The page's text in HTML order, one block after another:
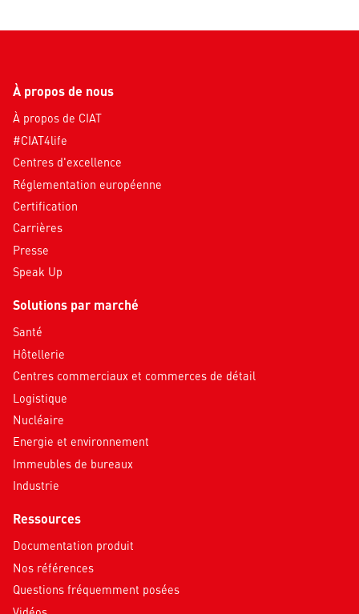
À propos de nous
À propos de CIAT
#CIAT4life
Centres d'excellence
Réglementation européenne
Certification
Carrières
Presse
Speak Up
Solutions par marché
Santé
Hôtellerie
Centres commerciaux et commerces de détail
Logistique
Nucléaire
Energie et environnement
Immeubles de bureaux
Industrie
Ressources
Documentation produit
Nos références
Questions fréquemment posées